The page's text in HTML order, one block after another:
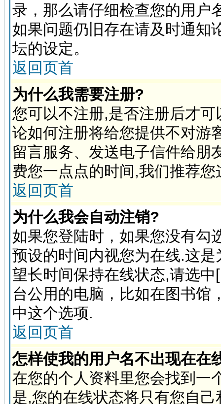
录，那么请仔细检查您的用户
如果问题仍旧存在请及时通知
坛的设定。
返回页首
为什么我需要注册?
您可以不注册,是否注册后才
论如何注册将给您提供不对游
留言服务、发送电子信件给
费您一点点的时间,我们推荐您
返回页首
为什么我会自动注销?
如果您登陆时，如果您没有勾
预设的时间内视您为在线.这
望长时间保持在线状态,请选
台公用的电脑，比如在图书馆
中这个选项.
返回页首
怎样使我的用户名不出现在在
在您的个人资料里您会找到一
是,您的在线状态将只有您自